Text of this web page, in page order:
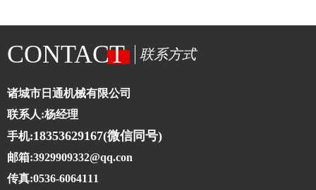
CONTACT 联系方式
诸城市日通机械有限公司
联系人:杨经理
手机:18353629167(微信同号)
邮箱:3929909332@qq.con
传真:0536-6064111